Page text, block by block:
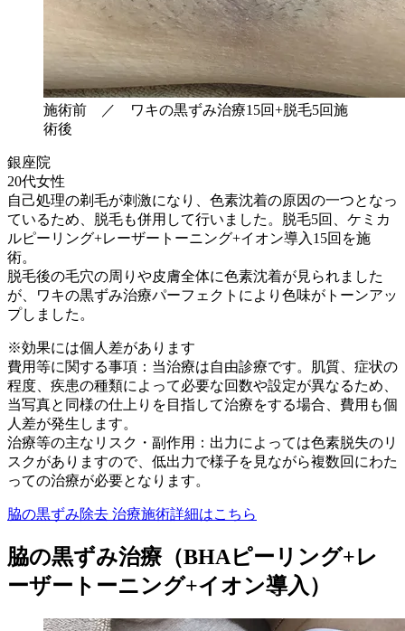
施術前 ／ ワキの黒ずみ治療15回+脱毛5回施
術後
銀座院
20代女性
自己処理の剃毛が刺激になり、色素沈着の原因の一つとなっ
ているため、脱毛も併用して行いました。脱毛5回、ケミカ
ルピーリング+レーザートーニング+イオン導入15回を施
術。
脱毛後の毛穴の周りや皮膚全体に色素沈着が見られました
が、ワキの黒ずみ治療パーフェクトにより色味がトーンアッ
プしました。
※効果には個人差があります
費用等に関する事項：当治療は自由診療です。肌質、症状の
程度、疾患の種類によって必要な回数や設定が異なるため、
当写真と同様の仕上りを目指して治療をする場合、費用も個
人差が発生します。
治療等の主なリスク・副作用：出力によっては色素脱失のリ
スクがありますので、低出力で様子を見ながら複数回にわた
っての治療が必要となります。
脇の黒ずみ除去 治療施術詳細はこちら
脇の黒ずみ治療（BHAピーリング+レ
ーザートーニング+イオン導入）